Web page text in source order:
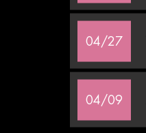
04/27
04/09